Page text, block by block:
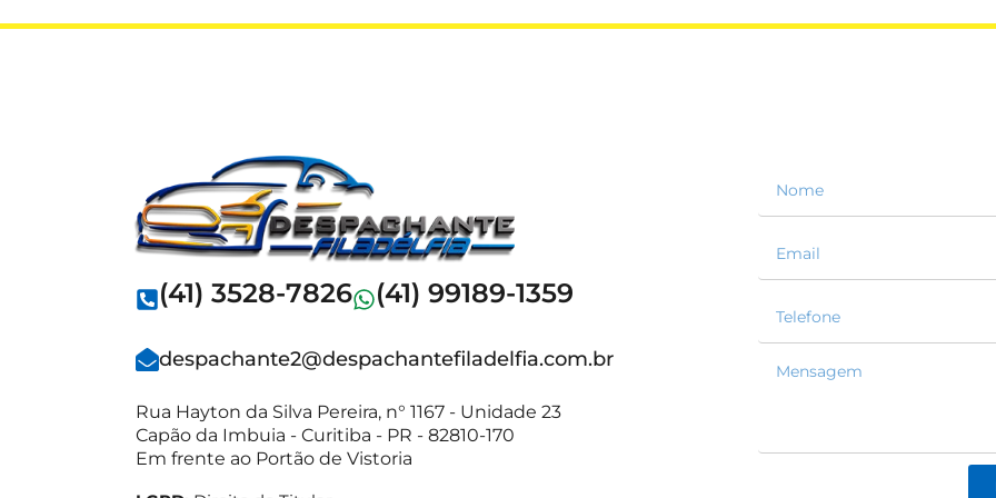
(41) 3528-7826 (41) 99189-1359
despachante2@despachantefiladelfia.com.br
Rua Hayton da Silva Pereira, n° 1167 - Unidade 23
Capão da Imbuia - Curitiba - PR - 82810-170
Em frente ao Portão de Vistoria